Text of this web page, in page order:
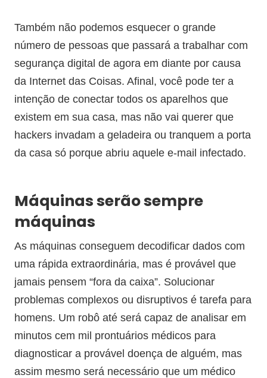
Também não podemos esquecer o grande
número de pessoas que passará a trabalhar com
segurança digital de agora em diante por causa
da Internet das Coisas. Afinal, você pode ter a
intenção de conectar todos os aparelhos que
existem em sua casa, mas não vai querer que
hackers invadam a geladeira ou tranquem a porta
da casa só porque abriu aquele e-mail infectado.
Máquinas serão sempre
máquinas
As máquinas conseguem decodificar dados com
uma rápida extraordinária, mas é provável que
jamais pensem “fora da caixa”. Solucionar
problemas complexos ou disruptivos é tarefa para
homens. Um robô até será capaz de analisar em
minutos cem mil prontuários médicos para
diagnosticar a provável doença de alguém, mas
assim mesmo será necessário que um médico